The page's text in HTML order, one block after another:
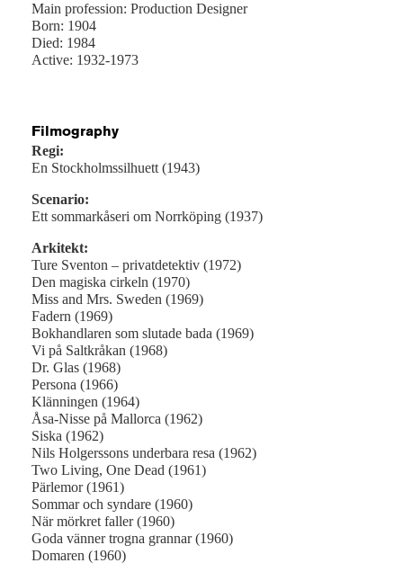
Main profession: Production Designer
Born: 1904
Died: 1984
Active: 1932-1973
Filmography
Regi:
En Stockholmssilhuett (1943)
Scenario:
Ett sommarkåseri om Norrköping (1937)
Arkitekt:
Ture Sventon – privatdetektiv (1972)
Den magiska cirkeln (1970)
Miss and Mrs. Sweden (1969)
Fadern (1969)
Bokhandlaren som slutade bada (1969)
Vi på Saltkråkan (1968)
Dr. Glas (1968)
Persona (1966)
Klänningen (1964)
Åsa-Nisse på Mallorca (1962)
Siska (1962)
Nils Holgerssons underbara resa (1962)
Two Living, One Dead (1961)
Pärlemor (1961)
Sommar och syndare (1960)
När mörkret faller (1960)
Goda vänner trogna grannar (1960)
Domaren (1960)